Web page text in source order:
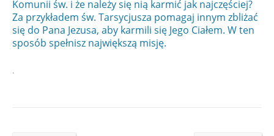
Komunii św. i że należy się nią karmić jak najczęściej?
Za przykładem św. Tarsycjusza pomagaj innym zbliżać
się do Pana Jezusa, aby karmili się Jego Ciałem. W ten
sposób spełnisz największą misję.
.